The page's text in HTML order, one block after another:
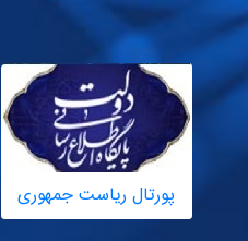
پورتال ریاست جمهوری